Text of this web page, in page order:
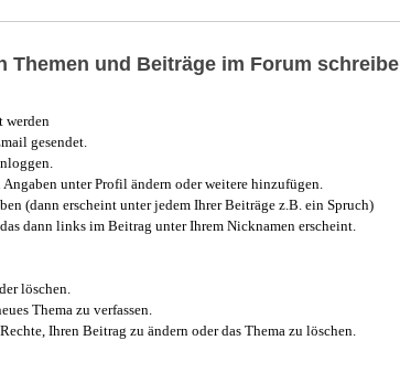
Themen und Beiträge im Forum
werden
gesendet.
unter Profil ändern oder weitere hinzufügen.
(dann erscheint unter jedem Ihrer Beiträge z.B. ein Spruch)
dann links im Beitrag unter Ihrem Nicknamen erscheint.
löschen.
Thema zu verfassen.
Ihren Beitrag zu ändern oder das Thema zu löschen.